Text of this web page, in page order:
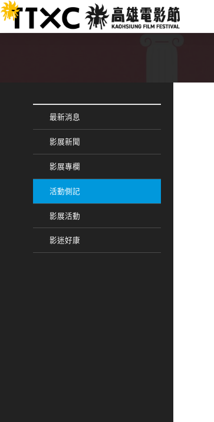
跳
到
主
:::
最新消息
影展新聞
影展專欄
活動側記
影展活動
影迷好康